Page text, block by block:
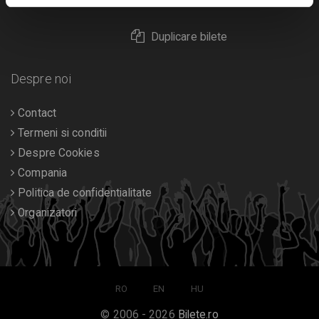
Duplicare bilete
Despre noi
Contact
Termeni si conditii
Despre Cookies
Compania
Politica de confidentialitate
Organizatori
RO EN HU
© 2006 - 2026 Bilete.ro